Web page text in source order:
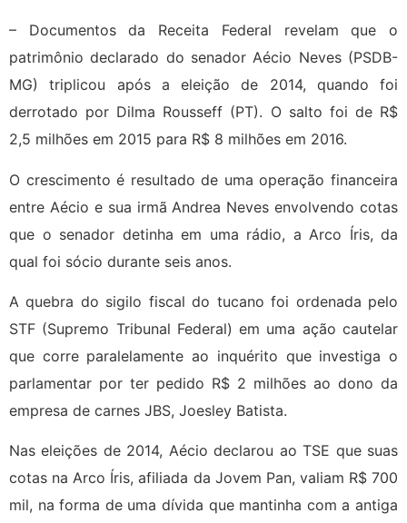
– Documentos da Receita Federal revelam que o
patrimônio declarado do senador Aécio Neves (PSDB-
MG) triplicou após a eleição de 2014, quando foi
derrotado por Dilma Rousseff (PT). O salto foi de R$
2,5 milhões em 2015 para R$ 8 milhões em 2016.
O crescimento é resultado de uma operação financeira
entre Aécio e sua irmã Andrea Neves envolvendo cotas
que o senador detinha em uma rádio, a Arco Íris, da
qual foi sócio durante seis anos.
A quebra do sigilo fiscal do tucano foi ordenada pelo
STF (Supremo Tribunal Federal) em uma ação cautelar
que corre paralelamente ao inquérito que investiga o
parlamentar por ter pedido R$ 2 milhões ao dono da
empresa de carnes JBS, Joesley Batista.
Nas eleições de 2014, Aécio declarou ao TSE que suas
cotas na Arco Íris, afiliada da Jovem Pan, valiam R$ 700
mil, na forma de uma dívida que mantinha com a antiga